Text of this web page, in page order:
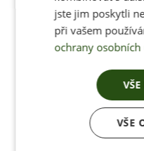
jste jim poskytli
při vašem
ochrany osobních
VŠE